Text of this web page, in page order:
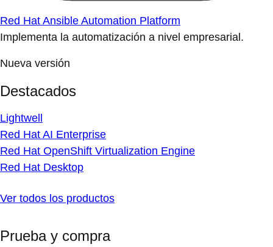
Red Hat Ansible Automation Platform
Implementa la automatización a nivel empresarial.
Nueva versión
Destacados
Lightwell
Red Hat AI Enterprise
Red Hat OpenShift Virtualization Engine
Red Hat Desktop
Ver todos los productos
Prueba y compra